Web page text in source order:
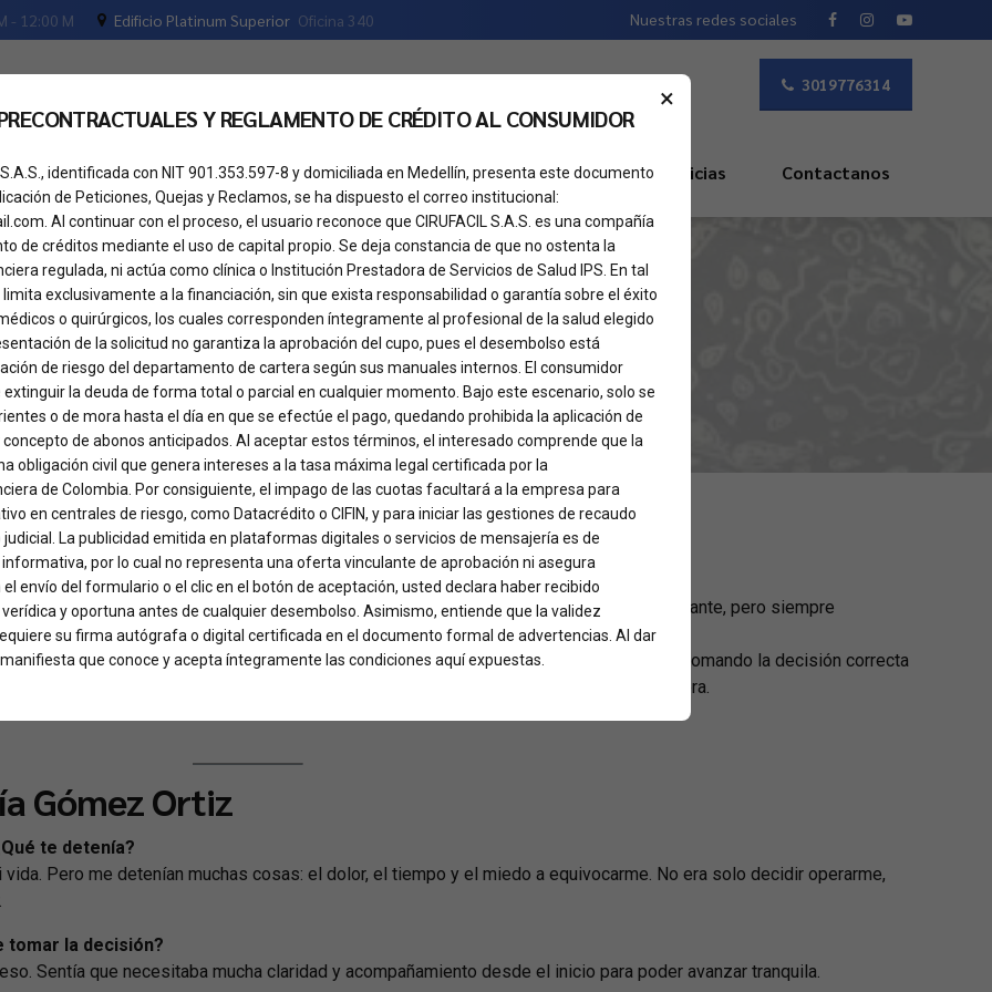
- 12:00 M Edificio Platinum Superior Oficina 340 Nuestras redes sociales
3019776314
Tu crédito Cita de valoración Preguntas Frecuentes Noticias Contactanos
hacerlo con tranquilidad
el momento correcto
No era una idea impulsiva ni una decisión tomada a la ligera. Era un deseo constante, pero siempre
saber si realmente era posible hacerlo bien, con calma y sin desordenar su vida.
el dolor, el tiempo, la recuperación y, sobre todo, la tranquilidad de sentir que estaba tomando la decisión correcta
entender cada paso, sentirse acompañada y tener claridad, incluso en la parte financiera.
Gómez Ortiz
te detenía?
Pero me detenían muchas cosas: el dolor, el tiempo y el miedo a equivocarme. No era solo decidir operarme,
tomar la decisión?
Sentía que necesitaba mucha claridad y acompañamiento desde el inicio para poder avanzar tranquila.
×
Y REGLAMENTO DE CRÉDITO AL CONSUMIDOR
S.A.S., identificada con NIT 901.353.597-8 y domiciliada en Medellín, presenta este documento
de Peticiones, Quejas y Reclamos, se ha dispuesto el correo institucional:
Al continuar con el proceso, el usuario reconoce que CIRUFACIL S.A.S. es una compañía
de créditos mediante el uso de capital propio. Se deja constancia de que no ostenta la
regulada, ni actúa como clínica o Institución Prestadora de Servicios de Salud IPS. En tal
exclusivamente a la financiación, sin que exista responsabilidad o garantía sobre el éxito
o quirúrgicos, los cuales corresponden íntegramente al profesional de la salud elegido
de la solicitud no garantiza la aprobación del cupo, pues el desembolso está
de riesgo del departamento de cartera según sus manuales internos. El consumidor
la deuda de forma total o parcial en cualquier momento. Bajo este escenario, solo se
o de mora hasta el día en que se efectúe el pago, quedando prohibida la aplicación de
de abonos anticipados. Al aceptar estos términos, el interesado comprende que la
obligación civil que genera intereses a la tasa máxima legal certificada por la
de Colombia. Por consiguiente, el impago de las cuotas facultará a la empresa para
en centrales de riesgo, como Datacrédito o CIFIN, y para iniciar las gestiones de recaudo
La publicidad emitida en plataformas digitales o servicios de mensajería es de
por lo cual no representa una oferta vinculante de aprobación ni asegura
envío del formulario o el clic en el botón de aceptación, usted declara haber recibido
y oportuna antes de cualquier desembolso. Asimismo, entiende que la validez
su firma autógrafa o digital certificada en el documento formal de advertencias. Al dar
que conoce y acepta íntegramente las condiciones aquí expuestas.